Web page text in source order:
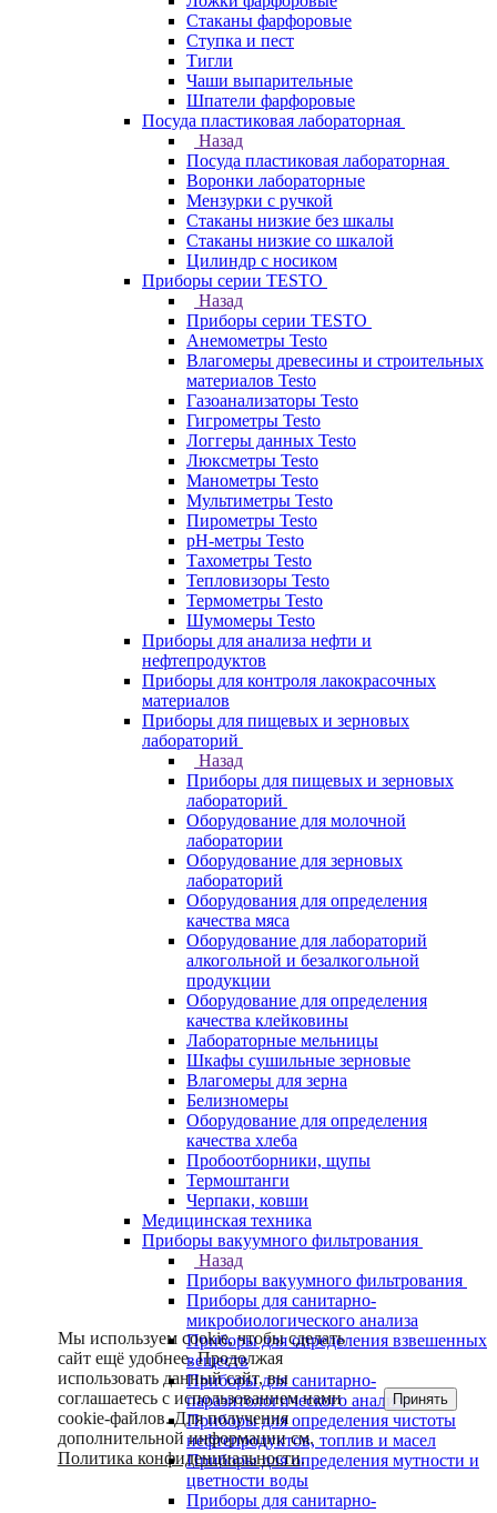
Стаканы фарфоровые
Ступка и пест
Тигли
Чаши выпарительные
Шпатели фарфоровые
Посуда пластиковая лабораторная
Назад
Посуда пластиковая лабораторная
Воронки лабораторные
Мензурки с ручкой
Стаканы низкие без шкалы
Стаканы низкие со шкалой
Цилиндр с носиком
Приборы серии TESTO
Назад
Приборы серии TESTO
Анемометры Testo
Влагомеры древесины и строительных
материалов Testo
Газоанализаторы Testo
Гигрометры Testo
Логгеры данных Testo
Люксметры Testo
Манометры Testo
Мультиметры Testo
Пирометры Testo
pH-метры Testo
Тахометры Testo
Тепловизоры Testo
Термометры Testo
Шумомеры Testo
Приборы для анализа нефти и
нефтепродуктов
Приборы для контроля лакокрасочных
материалов
Приборы для пищевых и зерновых
лабораторий
Назад
Приборы для пищевых и зерновых
лабораторий
Оборудование для молочной
лаборатории
Оборудование для зерновых
лабораторий
Оборудования для определения
качества мяса
Оборудование для лабораторий
алкогольной и безалкогольной
продукции
Оборудование для определения
качества клейковины
Лабораторные мельницы
Шкафы сушильные зерновые
Влагомеры для зерна
Белизномеры
Оборудование для определения
качества хлеба
Пробоотборники, щупы
Термоштанги
Черпаки, ковши
Медицинская техника
Приборы вакуумного фильтрования
Назад
Приборы вакуумного фильтрования
Приборы для санитарно-
микробиологического анализа
Приборы для определения взвешенных
веществ
Приборы для санитарно-
паразитологического анализа
Приборы для определения чистоты
нефтепродуктов, топлив и масел
Приборы для определения мутности и
цветности воды
Приборы для санитарно-
Мы используем cookie, чтобы сделать
сайт ещё удобнее. Продолжая
использовать данный сайт, вы
соглашаетесь с использованием нами
cookie-файлов. Для получения
дополнительной информации см.
Политика конфиденциальности.
Принять